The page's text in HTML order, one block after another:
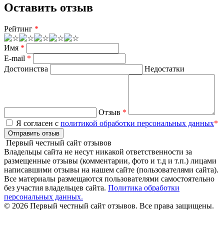
Оставить отзыв
Рейтинг *
Имя *
E-mail *
Достоинства
Недостатки
Отзыв *
Я согласен с политикой обработки персональных данных*
Отправить отзыв
Первый честный сайт отзывов
Владельцы сайта не несут никакой ответственности за
размещенные отзывы (комментарии, фото и т.д и т.п.) лицами
написавшими отзывы на нашем сайте (пользователями сайта).
Все материалы размещаются пользователями самостоятельно
без участия владельцев сайта. Политика обработки
персональных данных.
© 2026 Первый честный сайт отзывов. Все права защищены.